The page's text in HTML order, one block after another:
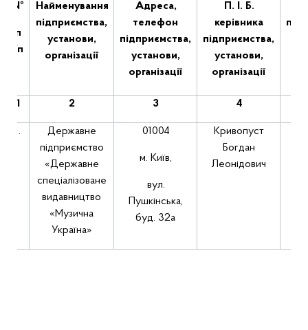
№
п
/п
Найменування
підприємства,
установи,
організації
Адреса,
телефон
підприємства,
установи,
організації
П. І. Б.
керівника
підприємства,
установи,
організації
1 2 3 4
.
Державне
підприємство
«Державне
спеціалізоване
видавництво
«Музична
Україна»
01004
м. Київ,
вул.
Пушкінська,
буд. 32а
Кривопуст
Богдан
Леонідович